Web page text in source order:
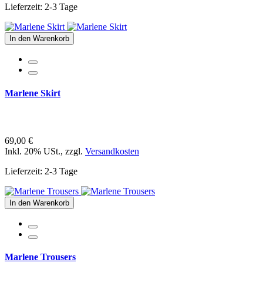
Lieferzeit: 2-3 Tage
In den Warenkorb
Marlene Skirt
69,00 €
Inkl. 20% USt., zzgl. Versandkosten
Lieferzeit: 2-3 Tage
In den Warenkorb
Marlene Trousers